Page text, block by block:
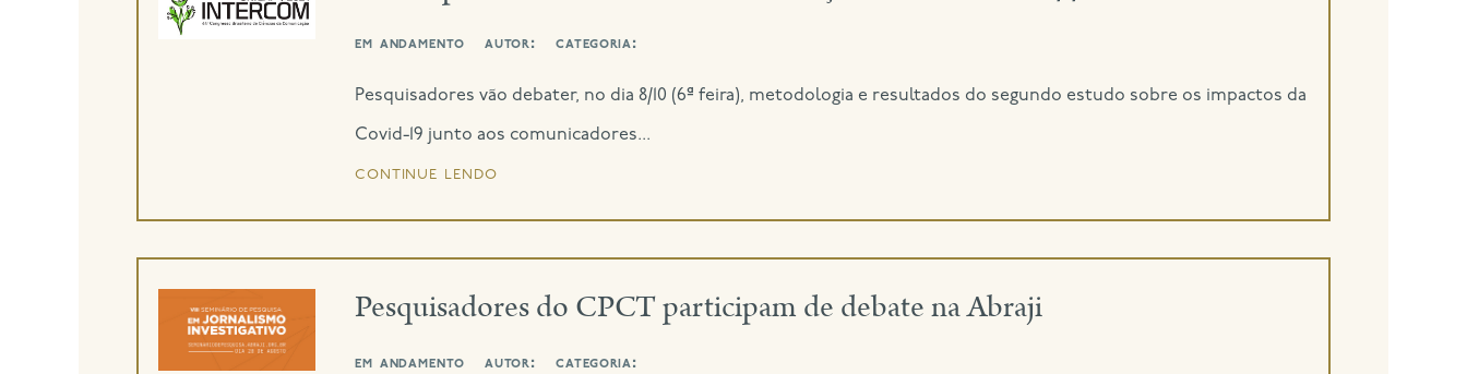
em andamento autor: categoria:
Pesquisadores vão debater, no dia 8/10 (6ª feira), metodologia e resultados do segundo estudo sobre os impactos da
Covid-19 junto aos comunicadores...
continue lendo
Pesquisadores do CPCT participam de debate na Abraji
em andamento autor: categoria: